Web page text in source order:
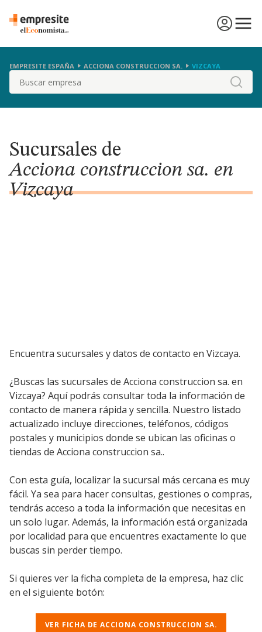
EMPRESITE ESPAÑA ACCIONA CONSTRUCCION SA. VIZCAYA
Buscar
Sucursales de
Acciona construccion sa. en
Vizcaya
Encuentra sucursales y datos de contacto en Vizcaya.
¿Buscas las sucursales de Acciona construccion sa. en
Vizcaya? Aquí podrás consultar toda la información de
contacto de manera rápida y sencilla. Nuestro listado
actualizado incluye direcciones, teléfonos, códigos
postales y municipios donde se ubican las oficinas o
tiendas de Acciona construccion sa..
Con esta guía, localizar la sucursal más cercana es muy
fácil. Ya sea para hacer consultas, gestiones o compras,
tendrás acceso a toda la información que necesitas en
un solo lugar. Además, la información está organizada
por localidad para que encuentres exactamente lo que
buscas sin perder tiempo.
Si quieres ver la ficha completa de la empresa, haz clic
en el siguiente botón:
VER FICHA DE ACCIONA CONSTRUCCION SA.